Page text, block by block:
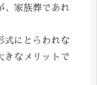
、家族葬であれ
式にとらわれな
きなメリットで